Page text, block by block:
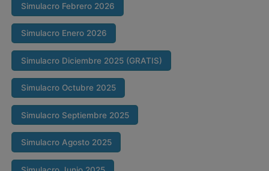
Simulacro Febrero 2026
Simulacro Enero 2026
Simulacro Diciembre 2025 (GRATIS)
Simulacro Octubre 2025
Simulacro Septiembre 2025
Simulacro Agosto 2025